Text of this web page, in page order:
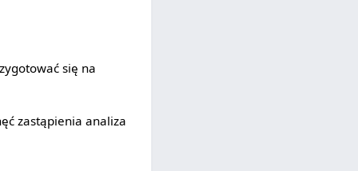
się na
zastąpienia analiza